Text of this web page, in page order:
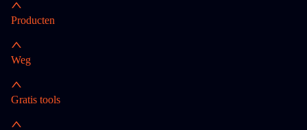
Producten
Weg
Gratis tools